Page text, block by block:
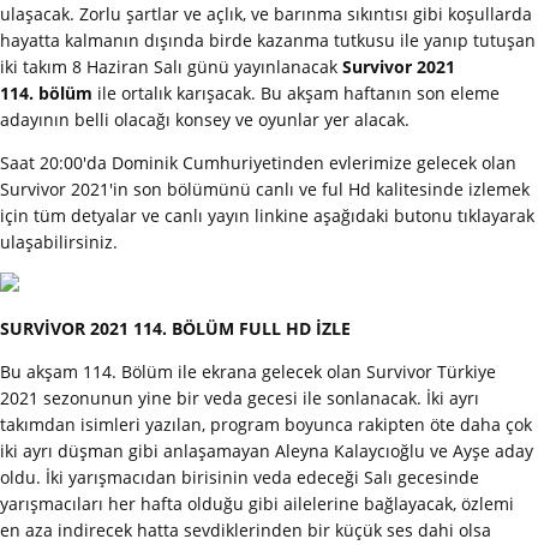
ulaşacak. Zorlu şartlar ve açlık, ve barınma sıkıntısı gibi koşullarda
hayatta kalmanın dışında birde kazanma tutkusu ile yanıp tutuşan
iki takım 8 Haziran Salı günü yayınlanacak Survivor 2021
114. bölüm ile ortalık karışacak. Bu akşam haftanın son eleme
adayının belli olacağı konsey ve oyunlar yer alacak.
Saat 20:00'da Dominik Cumhuriyetinden evlerimize gelecek olan
Survivor 2021'in son bölümünü canlı ve ful Hd kalitesinde izlemek
için tüm detyalar ve canlı yayın linkine aşağıdaki butonu tıklayarak
ulaşabilirsiniz.
SURVİVOR 2021 114. BÖLÜM FULL HD İZLE
Bu akşam 114. Bölüm ile ekrana gelecek olan Survivor Türkiye
2021 sezonunun yine bir veda gecesi ile sonlanacak. İki ayrı
takımdan isimleri yazılan, program boyunca rakipten öte daha çok
iki ayrı düşman gibi anlaşamayan Aleyna Kalaycıoğlu ve Ayşe aday
oldu. İki yarışmacıdan birisinin veda edeceği Salı gecesinde
yarışmacıları her hafta olduğu gibi ailelerine bağlayacak, özlemi
en aza indirecek hatta sevdiklerinden bir küçük ses dahi olsa